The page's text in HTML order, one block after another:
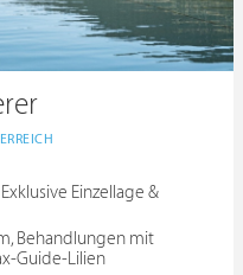
Einzellage &
Behandlungen mit
Guide-Lilien